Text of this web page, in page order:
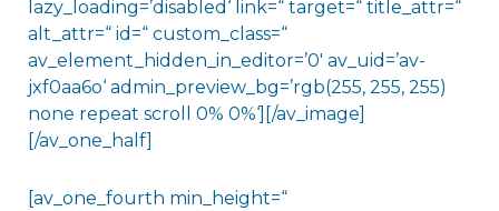
lazy_loading=’disabled‘ link=“ target=“ title_attr=“
alt_attr=“ id=“ custom_class=“
av_element_hidden_in_editor=’0′ av_uid=’av-
jxf0aa6o‘ admin_preview_bg=’rgb(255, 255, 255)
none repeat scroll 0% 0%‘][/av_image]
[/av_one_half]
[av_one_fourth min_height=“